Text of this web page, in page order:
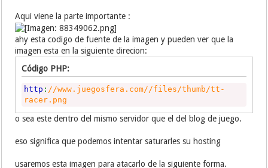
Aqui viene la parte importante :
ahy esta codigo de fuente de la imagen y pueden ver que la
imagen esta en la siguiente direcion:
Código PHP:
http : //www.juegosfera.com//files/thumb/tt-
racer.png
o sea este dentro del mismo servidor que el del blog de juego.
eso significa que podemos intentar saturarles su hosting
usaremos esta imagen para atacarlo de la siguiente forma.